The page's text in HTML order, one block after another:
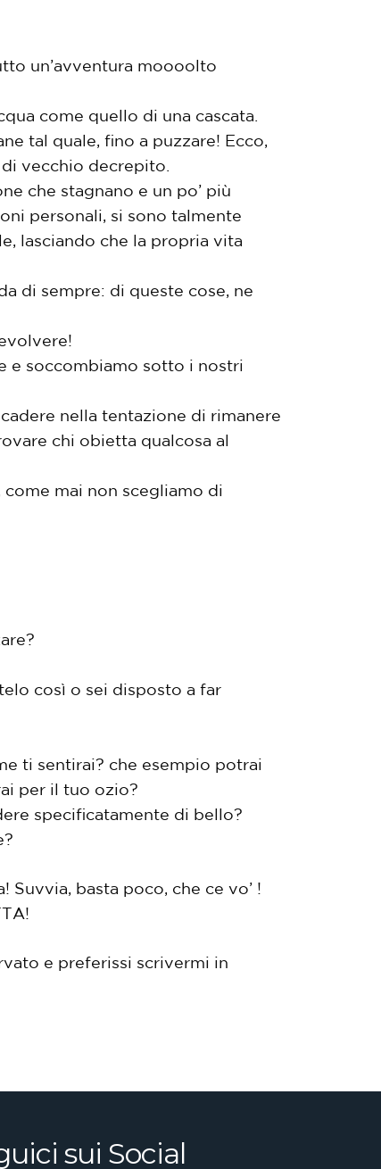
un’avventura moooolto
come quello di una cascata.
tal quale, fino a puzzare! Ecco,
vecchio decrepito.
che stagnano e un po’ più
personali, si sono talmente
lasciando che la propria vita
di sempre: di queste cose, ne
e soccombiamo sotto i nostri
nella tentazione di rimanere
chi obietta qualcosa al
mai non scegliamo di
così o sei disposto a far
ti sentirai? che esempio potrai
per il tuo ozio?
specificatamente di bello?
basta poco, che ce vo’ !
e preferissi scrivermi in
sui Social